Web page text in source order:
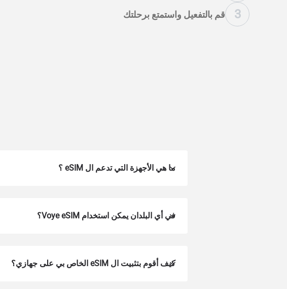
3 قم بالتفعيل واستمتع برحلتك
ما هي الأجهزة التي تدعم ال eSIM ؟
في أي البلدان يمكن استخدام Voye eSIM؟
كيف أقوم بتثبيت ال eSIM الخاص بي على جهازي؟